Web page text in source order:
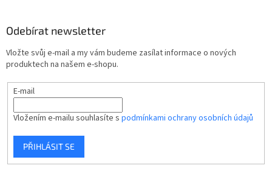
Odebírat newsletter
Vložte svůj e-mail a my vám budeme zasílat informace o nových
produktech na našem e-shopu.
E-mail
Vložením e-mailu souhlasíte s podmínkami ochrany osobních údajů
PŘIHLÁSIT SE